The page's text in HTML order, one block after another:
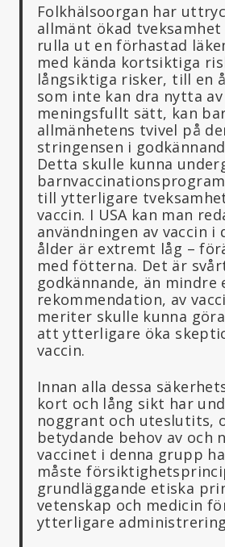
Folkhälsoorgan har
allmänt ökad
rulla ut en förhastad
med kända kortsiktiga
långsiktiga risker, till en
som inte kan dra nytta
meningsfullt sätt, kan
allmänhetens tvivel på
stringensen i
Detta skulle kunna
till ytterligare
vaccin. I USA kan man
användningen av vaccin i
ålder är extremt låg –
med fötterna. Det är
godkännande, än mindre
rekommendation, av
meriter skulle kunna
att ytterligare öka
vaccin.
Innan alla dessa
kort och lång sikt har
noggrant och uteslutits,
betydande behov av och
vaccinet i denna grupp
måste
grundläggande etiska
vetenskap och medicin
ytterligare